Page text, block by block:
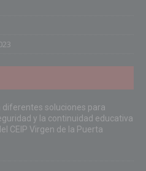
diferentes soluciones para
y la continuidad educativa
CEIP Virgen de la Puerta